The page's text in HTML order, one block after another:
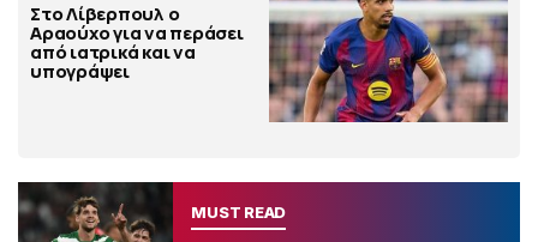
Στο Λίβερπουλ ο
Αραούχο για να περάσει
από ιατρικά και να
υπογράψει
MUST READ